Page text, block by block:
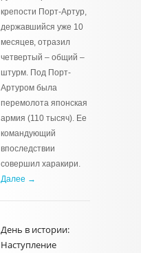
крепости Порт-Артур,
державшийся уже 10
месяцев, отразил
четвертый – общий –
штурм. Под Порт-
Артуром была
перемолота японская
армия (110 тысяч). Ее
командующий
впоследствии
совершил харакири.
Далее →
День в истории:
Наступление